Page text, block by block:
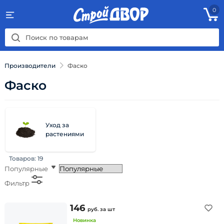
0
Производители Фаско
Фаско
Уход за
растениями
Товаров: 19
Популярные
Фильтр
146 руб. за шт
Новинка